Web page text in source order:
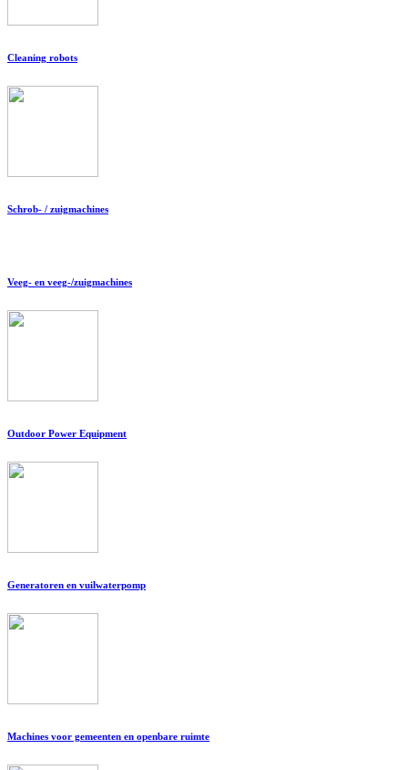
Cleaning robots
Schrob- / zuigmachines
Veeg- en veeg-/zuigmachines
Outdoor Power Equipment
Generatoren en vuilwaterpomp
Machines voor gemeenten en openbare ruimte